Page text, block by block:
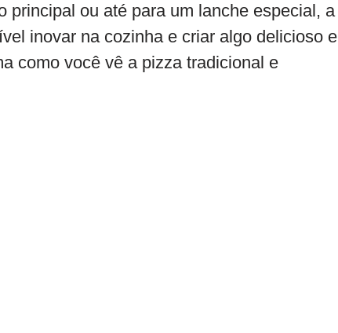
principal ou até para um lanche especial, a
inovar na cozinha e criar algo delicioso e
como você vê a pizza tradicional e